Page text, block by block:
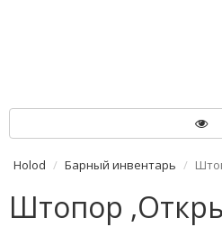
Holod Барный инвентарь
Штопор